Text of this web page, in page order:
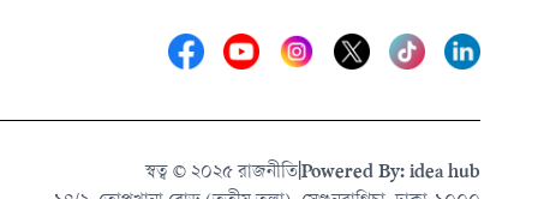
স্বত্ব © ২০২৫ রাজনীতিPowered By: idea hub